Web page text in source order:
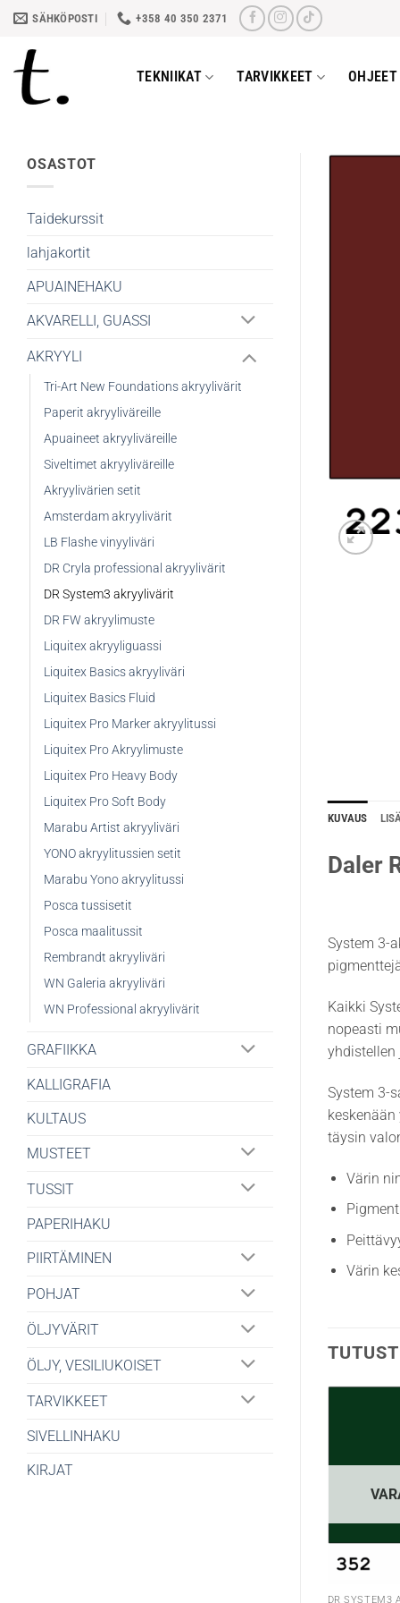
Skip
content
SÄHKÖPOSTI +358 40 350 2371
TEKNIIKAT TARVIKKEET
OSASTOT
Taidekurssit
lahjakortit
APUAINEHAKU
AKVARELLI, GUASSI
AKRYYLI
Tri-Art New Foundations akryylivärit
Paperit akryyliväreille
Apuaineet akryyliväreille
Siveltimet akryyliväreille
Akryylivärien setit
Amsterdam akryylivärit
LB Flashe vinyyliväri
DR Cryla professional akryylivärit
DR System3 akryylivärit
DR FW akryylimuste
Liquitex akryyliguassi
Liquitex Basics akryyliväri
Liquitex Basics Fluid
Liquitex Pro Marker akryylitussi
Liquitex Pro Akryylimuste
Liquitex Pro Heavy Body
Liquitex Pro Soft Body
Marabu Artist akryyliväri
YONO akryylitussien setit
Marabu Yono akryylitussi
Posca tussisetit
Posca maalitussit
Rembrandt akryyliväri
WN Galeria akryyliväri
WN Professional akryylivärit
GRAFIIKKA
KALLIGRAFIA
KULTAUS
MUSTEET
TUSSIT
PAPERIHAKU
PIIRTÄMINEN
POHJAT
ÖLJYVÄRIT
ÖLJY, VESILIUKOISET
TARVIKKEET
SIVELLINHAKU
KIRJAT
KUVAUS
Daler
System 3-
Kaikki
nopeasti
yhdistellen
System 3-
täysin
Värin
Värin
DR SYSTEM3